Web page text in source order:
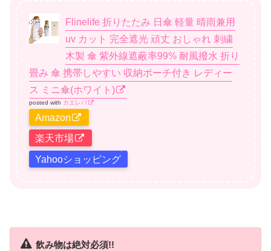
Flinelife 折りたたみ 日傘 軽量 晴雨兼用
uv カット 完全遮光 頑丈 おしゃれ 刺繍
木製 傘 紫外線遮蔽率99% 耐風撥水 折り
畳み 傘 携帯しやすい 収納ポーチ付き レディー
ス ミニ傘(ホワイト)
posted with カエレバ
Amazon
楽天市場
Yahooショッピング
飲み物は絶対必須!!